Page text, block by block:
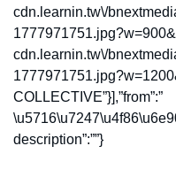
cdn.learnin.tw\/
cdn.learnin.tw\/
COLLECTIVE”}],”from”:”
description”:””}